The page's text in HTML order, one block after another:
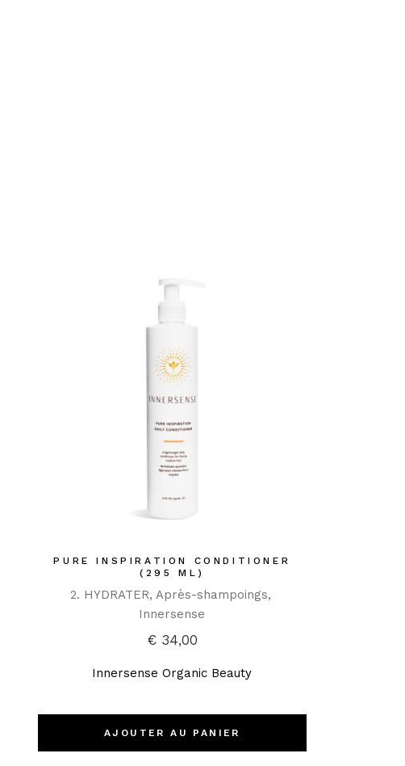
PURE INSPIRATION CONDITIONER
(295 ML)
2. HYDRATER Après-shampoings
Innersense
€34,00
Innersense Organic Beauty
AJOUTER AU PANIER